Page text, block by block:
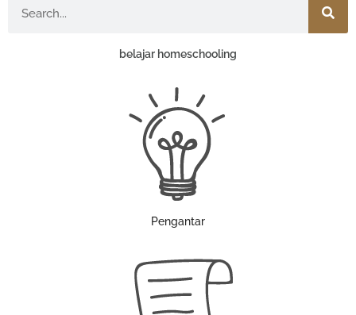
belajar homeschooling
Pengantar